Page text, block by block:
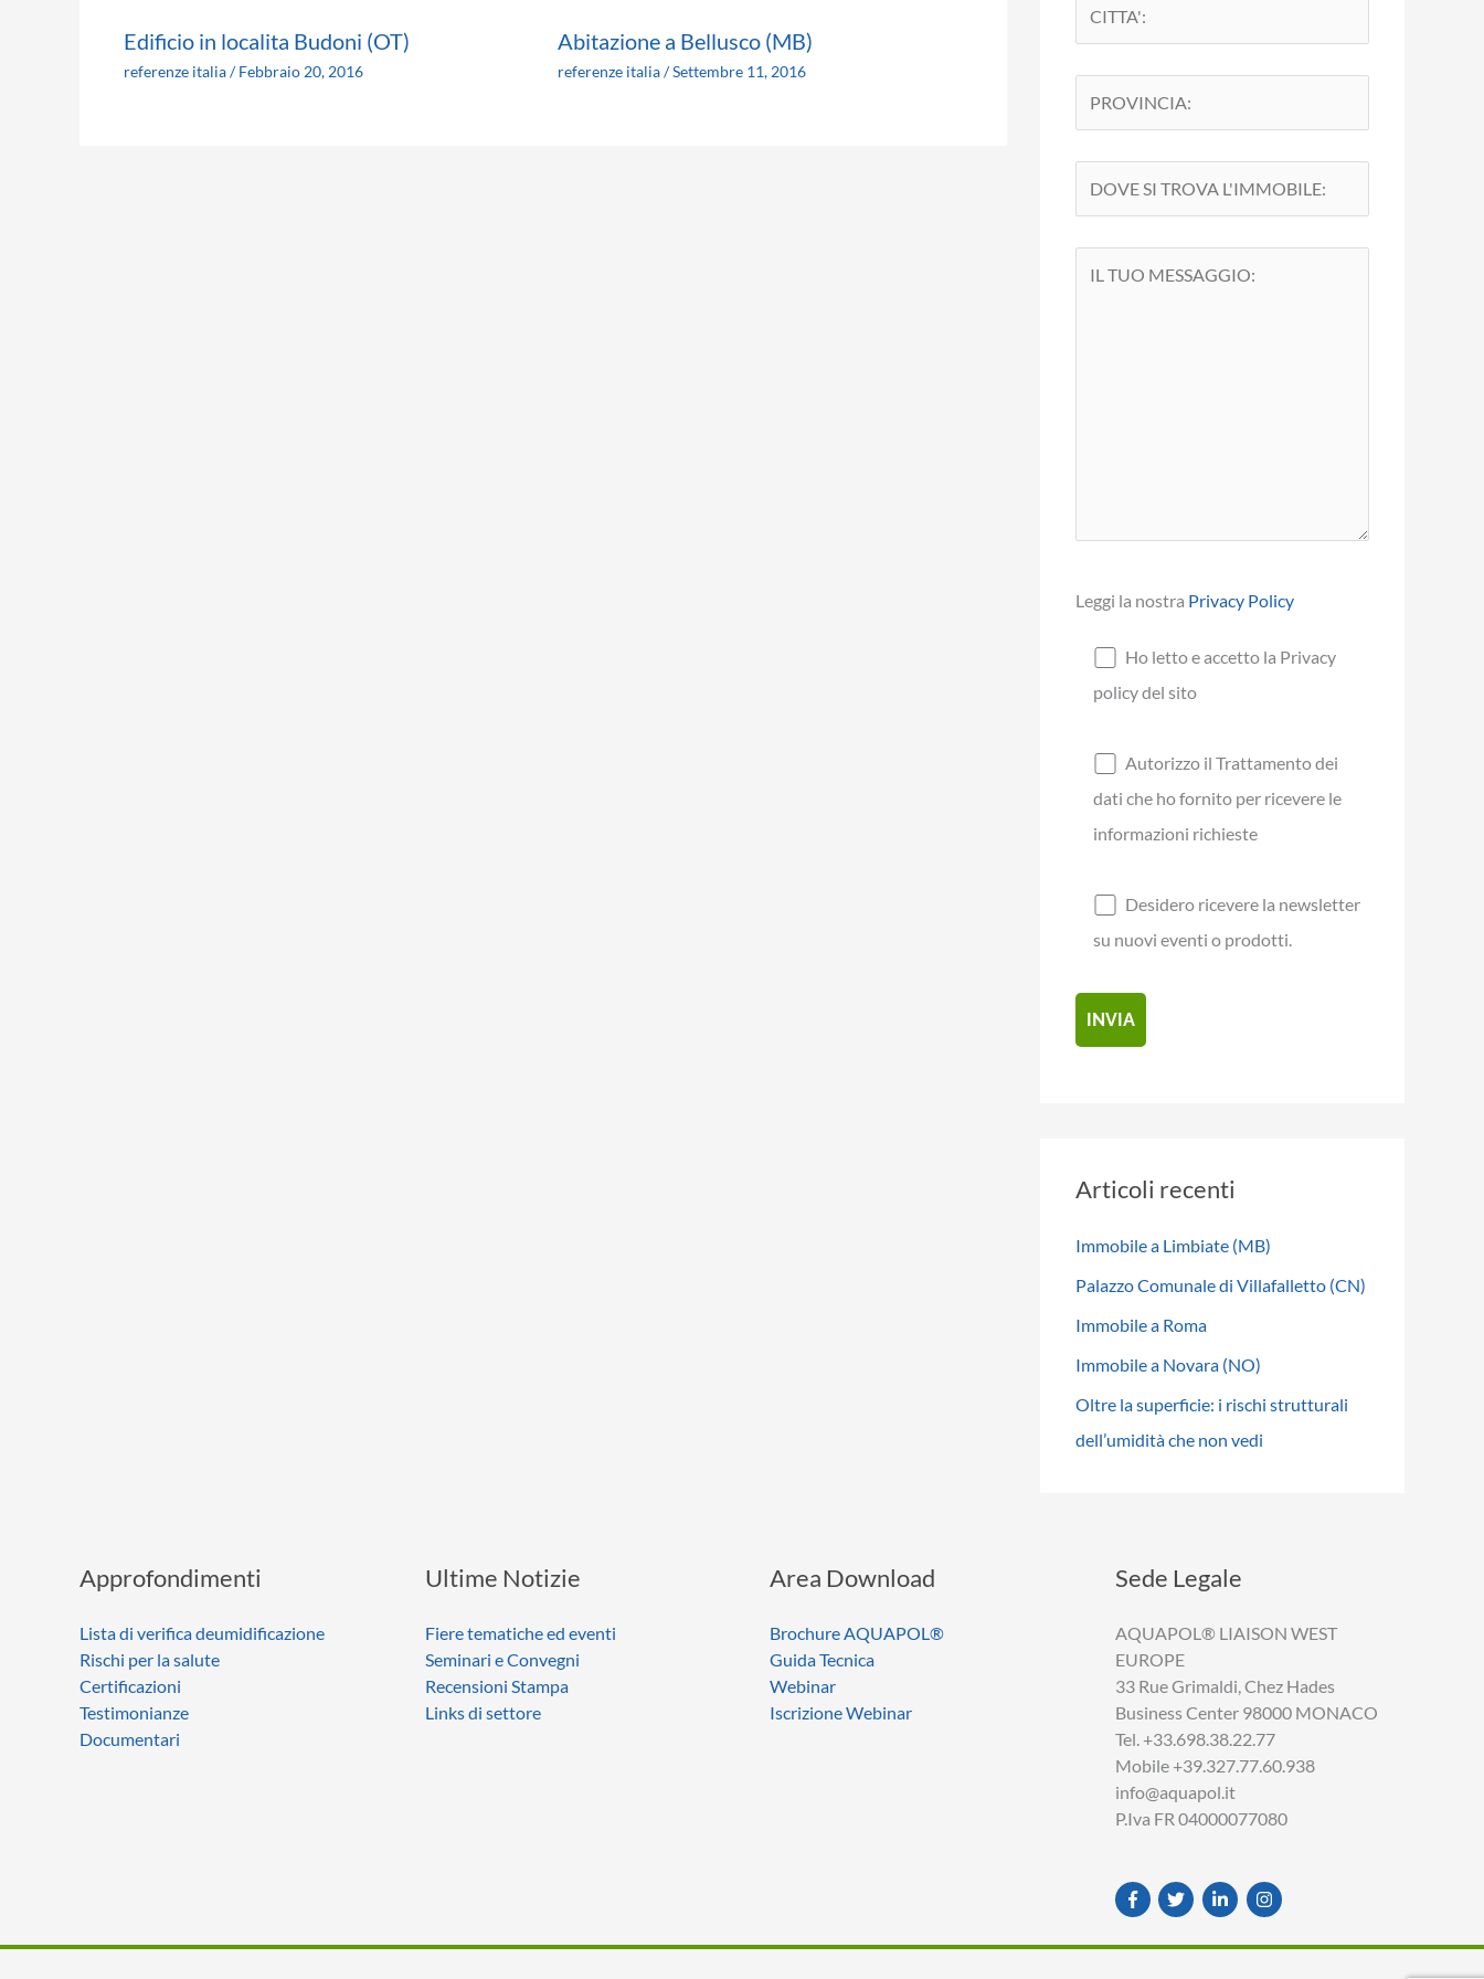
Edificio in localita Budoni (OT)
referenze italia/Febbraio 20, 2016
Abitazione a Bellusco (MB)
referenze italia/Settembre 11, 2016
Leggi la nostra Privacy Policy
Ho letto e accetto la Privacy
policy del sito
Autorizzo il Trattamento dei
dati che ho fornito per ricevere le
informazioni richieste
Desidero ricevere la newsletter
su nuovi eventi o prodotti.
Articoli recenti
Immobile a Limbiate (MB)
Palazzo Comunale di Villafalletto (CN)
Immobile a Roma
Immobile a Novara (NO)
Oltre la superficie: i rischi strutturali
dell’umidità che non vedi
Approfondimenti
Lista di verifica deumidificazione
Rischi per la salute
Certificazioni
Testimonianze
Documentari
Ultime Notizie
Fiere tematiche ed eventi
Seminari e Convegni
Recensioni Stampa
Links di settore
Area Download
Brochure AQUAPOL®
Guida Tecnica
Webinar
Iscrizione Webinar
Sede Legale
AQUAPOL® LIAISON WEST
EUROPE
33 Rue Grimaldi, Chez Hades
Business Center 98000 MONACO
Tel. +33.698.38.22.77
Mobile +39.327.77.60.938
info@aquapol.it
P.Iva FR 04000077080